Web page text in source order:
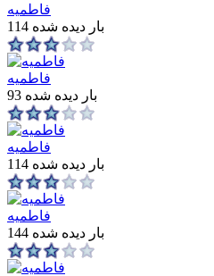
فاطمیه
114 بار دیده شده
فاطمیه
93 بار دیده شده
فاطمیه
114 بار دیده شده
فاطمیه
144 بار دیده شده